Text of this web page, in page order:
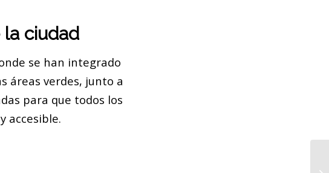
ciudad
se han integrado
áreas verdes, junto a
para que todos los
accesible.